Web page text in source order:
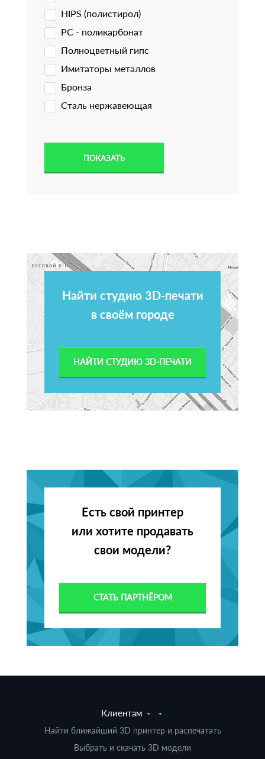
HIPS (полистирол)
PC - поликарбонат
Полноцветный гипс
Имитаторы металлов
Бронза
Сталь нержавеющая
Найти студию 3D-печати
в своём городе
НАЙТИ СТУДИЮ 3D-ПЕЧАТИ
Есть свой принтер
или хотите продавать
свои модели?
СТАТЬ ПАРТНЁРОМ
Клиентам
Найти ближайший 3D принтер и распечатать
Выбрать и скачать 3D модели